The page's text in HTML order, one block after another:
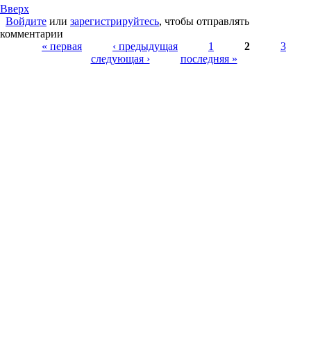
Вверх
Войдите или зарегистрируйтесь, чтобы отправлять
комментарии
Страницы
« первая ‹ предыдущая 1 2
3
следующая ›
последняя »